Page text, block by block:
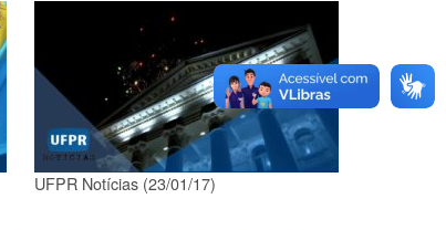
UFPR Notícias (23/01/17)